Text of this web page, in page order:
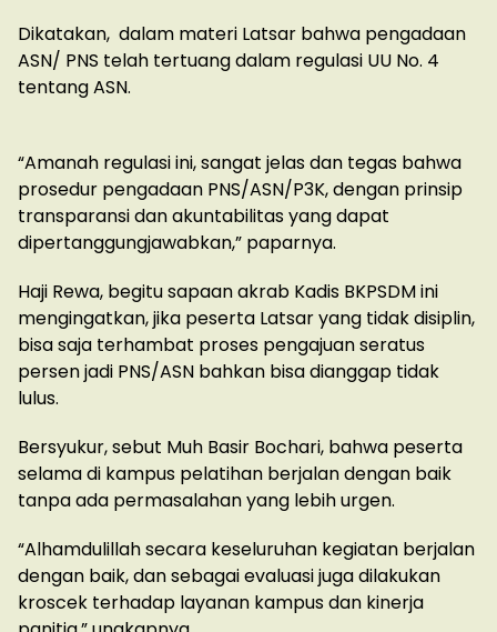
Dikatakan, dalam materi Latsar bahwa pengadaan
ASN/ PNS telah tertuang dalam regulasi UU No. 4
tentang ASN.
“Amanah regulasi ini, sangat jelas dan tegas bahwa
prosedur pengadaan PNS/ASN/P3K, dengan prinsip
transparansi dan akuntabilitas yang dapat
dipertanggungjawabkan,” paparnya.
Haji Rewa, begitu sapaan akrab Kadis BKPSDM ini
mengingatkan, jika peserta Latsar yang tidak disiplin,
bisa saja terhambat proses pengajuan seratus
persen jadi PNS/ASN bahkan bisa dianggap tidak
lulus.
Bersyukur, sebut Muh Basir Bochari, bahwa peserta
selama di kampus pelatihan berjalan dengan baik
tanpa ada permasalahan yang lebih urgen.
“Alhamdulillah secara keseluruhan kegiatan berjalan
dengan baik, dan sebagai evaluasi juga dilakukan
kroscek terhadap layanan kampus dan kinerja